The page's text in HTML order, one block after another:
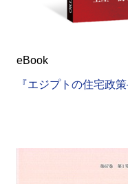
eBook
『エジプトの住宅